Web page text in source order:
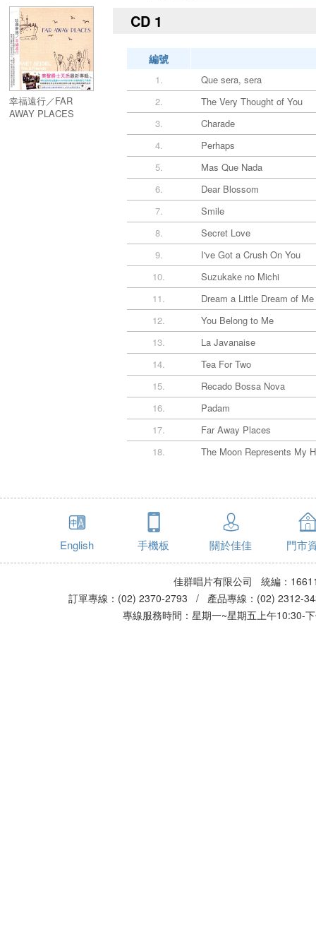
幸福遠行／FAR
AWAY PLACES
CD 1
編號
1.
Que sera, sera
2.
The Very Thought of You
3.
Charade
4.
Perhaps
5.
Mas Que Nada
6.
Dear Blossom
7.
Smile
8.
Secret Love
9.
I've Got a Crush On You
10.
Suzukake no Michi
11.
Dream a Little Dream of Me
12.
You Belong to Me
13.
La Javanaise
14.
Tea For Two
15.
Recado Bossa Nova
16.
Padam
17.
Far Away Places
18.
The Moon Represents My
English 手機板 關於佳佳 門市
佳群唱片有限公司 統編：
訂單專線：(02) 2370-2793 / 產品專線：(02)
專線服務時間：星期一~星期五上午10:30-